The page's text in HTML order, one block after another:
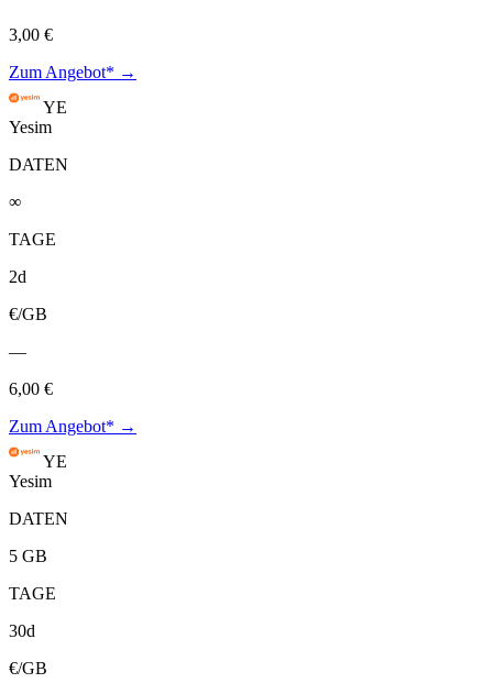
3,00 €
Zum Angebot* →
YE
Yesim
DATEN
∞
TAGE
2d
€/GB
—
6,00 €
Zum Angebot* →
YE
Yesim
DATEN
5 GB
TAGE
30d
€/GB